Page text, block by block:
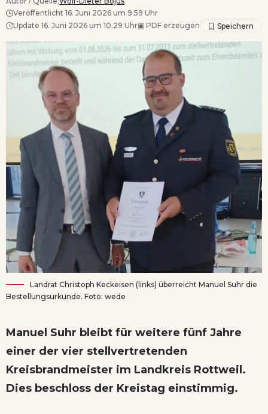
Veröffentlicht 16. Juni 2026 um 9.59 Uhr
Update 16. Juni 2026 um 10.29 Uhr▣ PDF erzeugen
Landrat Christoph Keckeisen (links) überreicht Manuel Suhr die
Bestellungsurkunde. Foto: wede
Manuel Suhr bleibt für weitere fünf Jahre
einer der vier stellvertretenden
Kreisbrandmeister im Landkreis Rottweil.
Dies beschloss der Kreistag einstimmig.